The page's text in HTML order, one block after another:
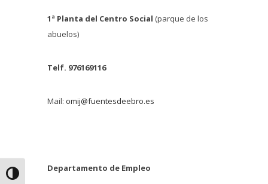
Alternar alto contraste
1ª Planta del Centro Social (parque de los
abuelos)
Telf. 976169116
Mail: omij@fuentesdeebro.es
Departamento de Empleo